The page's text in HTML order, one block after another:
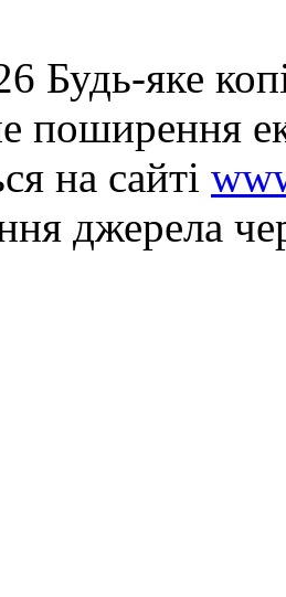
Будь-яке
поширення
на сайті
джерела